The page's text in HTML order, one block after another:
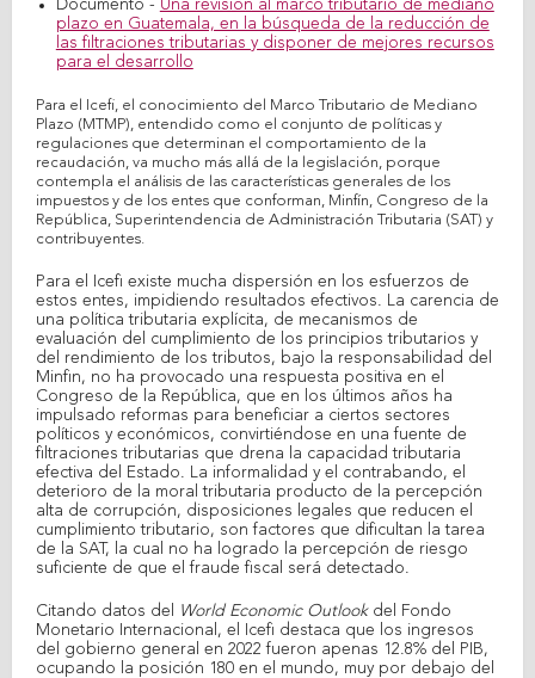
Documento - Una revisión al marco tributario de mediano
plazo en Guatemala, en la búsqueda de la reducción de
las filtraciones tributarias y disponer de mejores recursos
para el desarrollo
Para el Icefi, el conocimiento del Marco Tributario de Mediano
Plazo (MTMP), entendido como el conjunto de políticas y
regulaciones que determinan el comportamiento de la
recaudación, va mucho más allá de la legislación, porque
contempla el análisis de las características generales de los
impuestos y de los entes que conforman, Minfín, Congreso de la
República, Superintendencia de Administración Tributaria (SAT) y
contribuyentes.
Para el Icefi existe mucha dispersión en los esfuerzos de
estos entes, impidiendo resultados efectivos. La carencia de
una política tributaria explícita, de mecanismos de
evaluación del cumplimiento de los principios tributarios y
del rendimiento de los tributos, bajo la responsabilidad del
Minfin, no ha provocado una respuesta positiva en el
Congreso de la República, que en los últimos años ha
impulsado reformas para beneficiar a ciertos sectores
políticos y económicos, convirtiéndose en una fuente de
filtraciones tributarias que drena la capacidad tributaria
efectiva del Estado. La informalidad y el contrabando, el
deterioro de la moral tributaria producto de la percepción
alta de corrupción, disposiciones legales que reducen el
cumplimiento tributario, son factores que dificultan la tarea
de la SAT, la cual no ha logrado la percepción de riesgo
suficiente de que el fraude fiscal será detectado.
Citando datos del World Economic Outlookdel Fondo
Monetario Internacional, el Icefi destaca que los ingresos
del gobierno general en 2022 fueron apenas 12.8% del PIB,
ocupando la posición 180 en el mundo, muy por debajo del